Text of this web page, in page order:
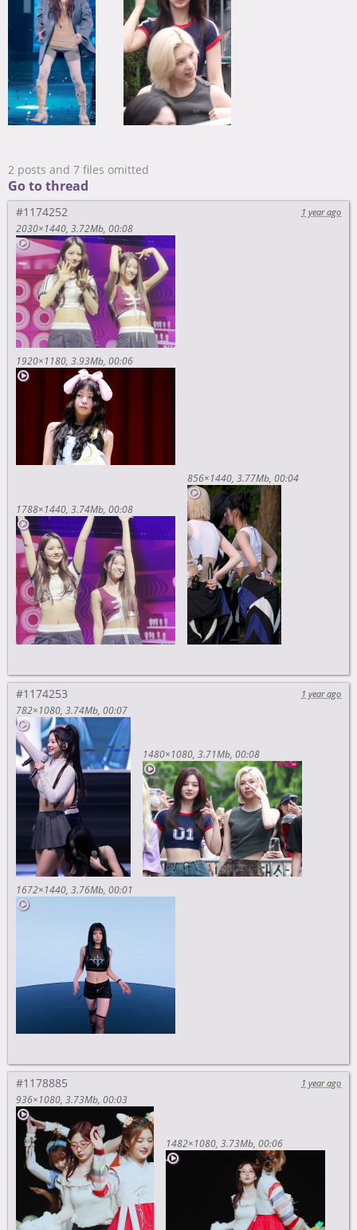
2 posts and 7 files omitted
Go to thread
#1174252
1 year ago
2030×1440 3.72Mb 00:08
1920×1180 3.93Mb 00:06
1788×1440 3.74Mb 00:08
856×1440 3.77Mb 00:04
#1174253
1 year ago
782×1080 3.74Mb 00:07
1480×1080 3.71Mb 00:08
1672×1440 3.76Mb 00:01
#1178885
1 year ago
936×1080 3.73Mb 00:03
1482×1080 3.73Mb 00:06